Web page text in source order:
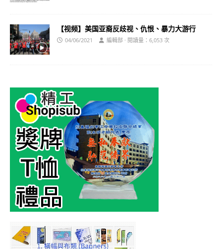
【视频】美国亚裔反歧视、仇恨、暴力大游行
04/06/2021 編輯部 · 閱讀量：6,053 次